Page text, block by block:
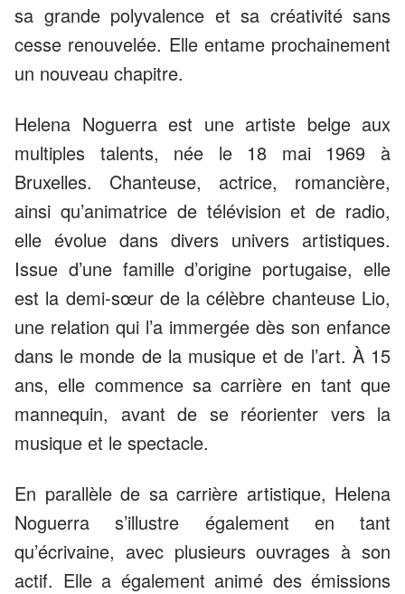
sa grande polyvalence et sa créativité sans
cesse renouvelée. Elle entame prochainement
un nouveau chapitre.
Helena Noguerra est une artiste belge aux
multiples talents, née le 18 mai 1969 à
Bruxelles. Chanteuse, actrice, romancière,
ainsi qu’animatrice de télévision et de radio,
elle évolue dans divers univers artistiques.
Issue d’une famille d’origine portugaise, elle
est la demi-sœur de la célèbre chanteuse Lio,
une relation qui l’a immergée dès son enfance
dans le monde de la musique et de l’art. À 15
ans, elle commence sa carrière en tant que
mannequin, avant de se réorienter vers la
musique et le spectacle.
En parallèle de sa carrière artistique, Helena
Noguerra s’illustre également en tant
qu’écrivaine, avec plusieurs ouvrages à son
actif. Elle a également animé des émissions